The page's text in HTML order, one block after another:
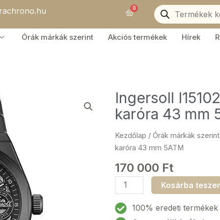
0Kosár
Products
search
Órák márkák szerint Akciós termékek Hírek
Ingersoll
karóra 43 mm
Kezdőlap / Órák márkák szerint
karóra 43 mm 5ATM
170 000 Ft
Ingersoll
I15102
The
Kosárba
100% eredeti termékek